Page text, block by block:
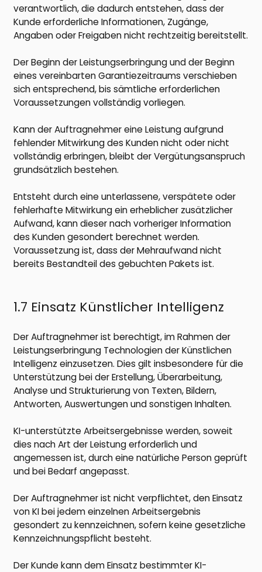
verantwortlich, die dadurch entstehen, dass der
Kunde erforderliche Informationen, Zugänge,
Angaben oder Freigaben nicht rechtzeitig bereitstellt.
Der Beginn der Leistungserbringung und der Beginn
eines vereinbarten Garantiezeitraums verschieben
sich entsprechend, bis sämtliche erforderlichen
Voraussetzungen vollständig vorliegen.
Kann der Auftragnehmer eine Leistung aufgrund
fehlender Mitwirkung des Kunden nicht oder nicht
vollständig erbringen, bleibt der Vergütungsanspruch
grundsätzlich bestehen.
Entsteht durch eine unterlassene, verspätete oder
fehlerhafte Mitwirkung ein erheblicher zusätzlicher
Aufwand, kann dieser nach vorheriger Information
des Kunden gesondert berechnet werden.
Voraussetzung ist, dass der Mehraufwand nicht
bereits Bestandteil des gebuchten Pakets ist.
1.7 Einsatz Künstlicher Intelligenz
Der Auftragnehmer ist berechtigt, im Rahmen der
Leistungserbringung Technologien der Künstlichen
Intelligenz einzusetzen. Dies gilt insbesondere für die
Unterstützung bei der Erstellung, Überarbeitung,
Analyse und Strukturierung von Texten, Bildern,
Antworten, Auswertungen und sonstigen Inhalten.
KI-unterstützte Arbeitsergebnisse werden, soweit
dies nach Art der Leistung erforderlich und
angemessen ist, durch eine natürliche Person geprüft
und bei Bedarf angepasst.
Der Auftragnehmer ist nicht verpflichtet, den Einsatz
von KI bei jedem einzelnen Arbeitsergebnis
gesondert zu kennzeichnen, sofern keine gesetzliche
Kennzeichnungspflicht besteht.
Der Kunde kann dem Einsatz bestimmter KI-